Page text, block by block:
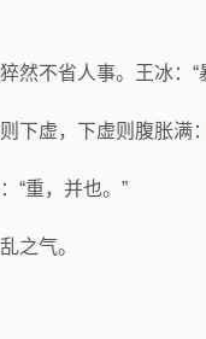
然不省人事。王冰：
下虚，下虚则腹胀满：
“重，并也。”
之气。